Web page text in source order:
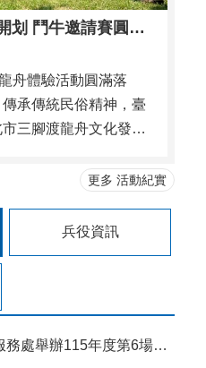
三腳渡龍舟競渡熱血開划 鬥牛邀請賽圓滿成功
舟體驗活動圓滿落
承傳統民俗精神，臺
三腳渡龍舟文化發展
覽、龍舟體驗及競賽交
引眾多里民熱情參
更多 活動紀實
兵役資訊
新住民就業研習班「職場雙視角：解開溝通理解與適應密碼」